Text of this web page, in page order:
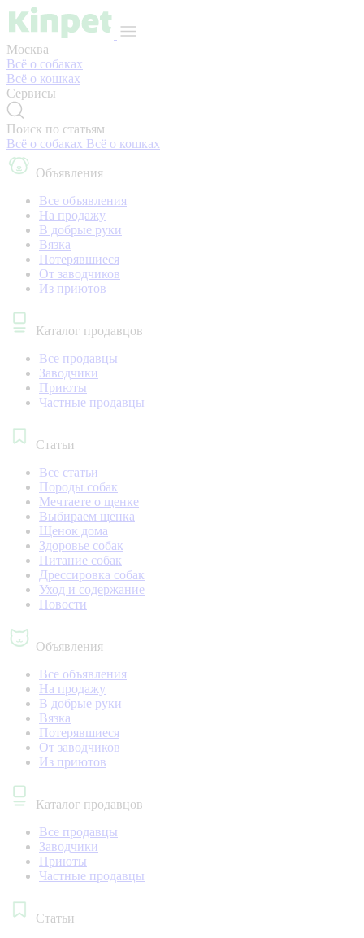
Москва
Всё о собаках
Всё о кошках
Сервисы
Поиск по статьям
Всё о собаках Всё о кошках
Объявления
Все объявления
На продажу
В добрые руки
Вязка
Потерявшиеся
От заводчиков
Из приютов
Каталог продавцов
Все продавцы
Заводчики
Приюты
Частные продавцы
Статьи
Все статьи
Породы собак
Мечтаете о щенке
Выбираем щенка
Щенок дома
Здоровье собак
Питание собак
Дрессировка собак
Уход и содержание
Новости
Объявления
Все объявления
На продажу
В добрые руки
Вязка
Потерявшиеся
От заводчиков
Из приютов
Каталог продавцов
Все продавцы
Заводчики
Приюты
Частные продавцы
Статьи